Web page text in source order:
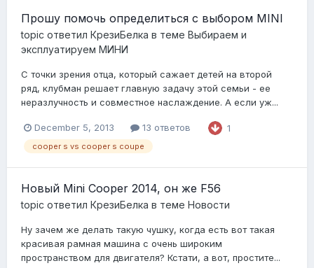
Прошу помочь определиться с выбором MINI
topic ответил КрезиБелка в теме Выбираем и
эксплуатируем МИНИ
С точки зрения отца, который сажает детей на второй
ряд, клубман решает главную задачу этой семьи - ее
неразлучность и совместное наслаждение. А если уж...
December 5, 2013 13 ответов 1
cooper s vs cooper s coupe
Новый Mini Cooper 2014, он же F56
topic ответил КрезиБелка в теме Новости
Ну зачем же делать такую чушку, когда есть вот такая
красивая рамная машина с очень широким
пространством для двигателя? Кстати, а вот, простите...